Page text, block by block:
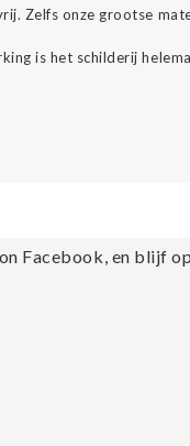
Zelfs onze grootse
is het schilderij
Facebook, en blijf